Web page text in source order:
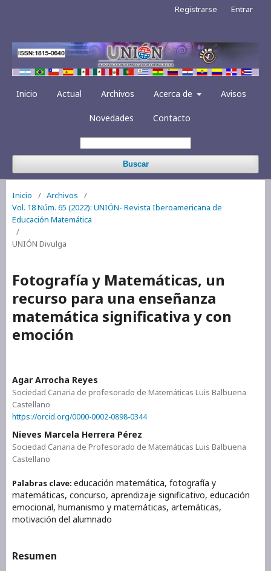
Inicio Actual Archivos Acerca de Avisos
Novedades Contacto
Buscar
Registrarse Entrar
Inicio / Archivos
/
Vol. 18 Núm. 65 (2022): UNIÓN- Revista Iberoamericana de
Educación Matemática
/
UNIÓN Divulga
Fotografía y Matemáticas, un
recurso para una enseñanza
matemática significativa y con
emoción
Agar Arrocha Reyes
Sociedad Canaria de profesorado de Matemáticas Luis Balbuena
Castellano
https://orcid.org/0000-0002-0898-0344
Nieves Marcela Herrera Pérez
Sociedad Canaria de Profesorado de Matemáticas Luis Balbuena
Castellano
Palabras clave: educación matemática, fotografía y
matemáticas, concurso, aprendizaje significativo, educación
emocional, humanismo y matemáticas, artemáticas,
motivación del alumnado
Resumen